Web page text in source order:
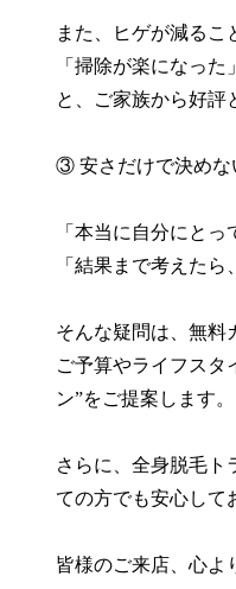
また、ヒゲが減るこ
「掃除が楽になった
と、ご家族から好評
③ 安さだけで決めな
「本当に自分にとっ
「結果まで考えたら
そんな疑問は、無料
ご予算やライフスタ
ン”をご提案します。
さらに、全身脱毛
ての方でも安心して
皆様のご来店、心よ